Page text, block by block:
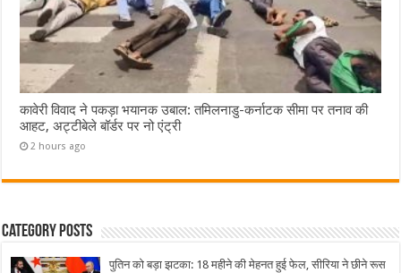
कावेरी विवाद ने पकड़ा भयानक उबाल: तमिलनाडु-कर्नाटक सीमा पर तनाव की
आहट, अट्टीबेले बॉर्डर पर नो एंट्री
2 hours ago
Category Posts
पुतिन को बड़ा झटका: 18 महीने की मेहनत हुई फेल, सीरिया ने छीने रूस